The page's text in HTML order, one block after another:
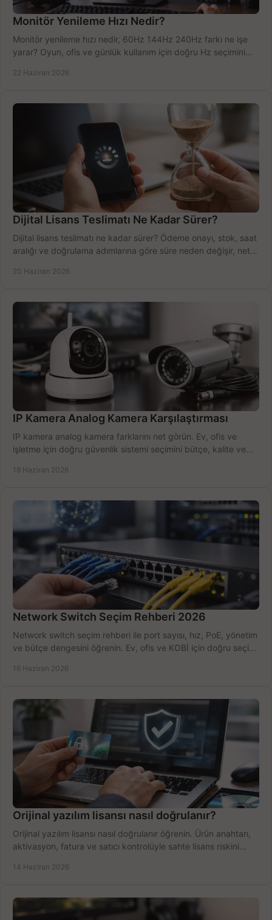
Monitör Yenileme Hızı Nedir?
Monitör yenileme hızı nedir, 60Hz 144Hz 240Hz farkı ne işe
yarar? Oyun, ofis ve günlük kullanım için doğru Hz seçimini
22 Haziran 2026
Dijital Lisans Teslimatı Ne Kadar Sürer?
Dijital lisans teslimatı ne kadar sürer? Ödeme onayı, stok, saat
aralığı ve doğrulama adımlarına göre süre neden değişir, net
20 Haziran 2026
IP Kamera Analog Kamera Karşılaştırması
IP kamera analog kamera farklarını net görün. Ev, ofis ve
işletme için doğru güvenlik sistemi seçimini bütçe, kalite ve
18 Haziran 2026
Network Switch Seçim Rehberi 2026
Network switch seçim rehberi ile port sayısı, hız, PoE, yönetim
ve bütçe dengesini öğrenin. Ev, ofis ve KOBİ için doğru seçimi
16 Haziran 2026
Orijinal yazılım lisansı nasıl doğrulanır?
Orijinal yazılım lisansı nasıl doğrulanır öğrenin. Ürün anahtarı,
aktivasyon, fatura ve satıcı kontrolüyle sahte lisans riskini
14 Haziran 2026